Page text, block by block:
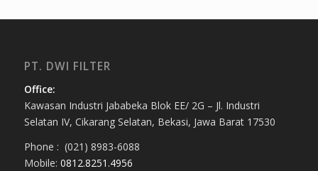
PT. DWI FILTER
Office:
Kawasan Industri Jababeka Blok EE/ 2G – Jl. Industri
Selatan IV, Cikarang Selatan, Bekasi, Jawa Barat 17530
Phone : (021) 8983-6088
Mobile: 0812.8251.4956